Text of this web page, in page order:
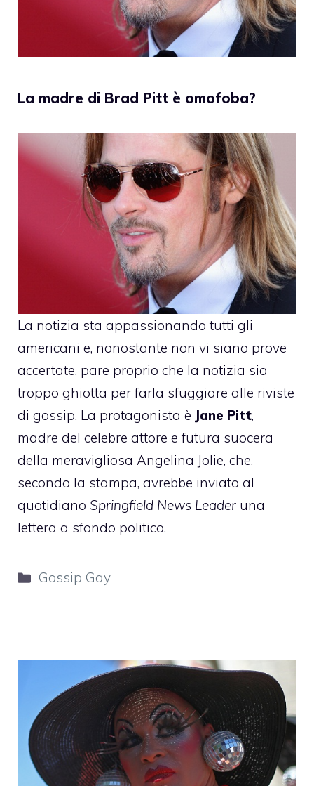
La madre di Brad Pitt è omofoba?
La notizia sta appassionando tutti gli
americani e, nonostante non vi siano prove
accertate, pare proprio che la notizia sia
troppo ghiotta per farla sfuggiare alle riviste
di gossip. La protagonista è Jane Pitt,
madre del celebre attore e futura suocera
della meravigliosa Angelina Jolie, che,
secondo la stampa, avrebbe inviato al
quotidiano Springfield News Leader una
lettera a sfondo politico.
Categorie
Gossip Gay